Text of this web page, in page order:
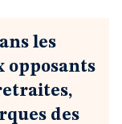
les
opposants
des